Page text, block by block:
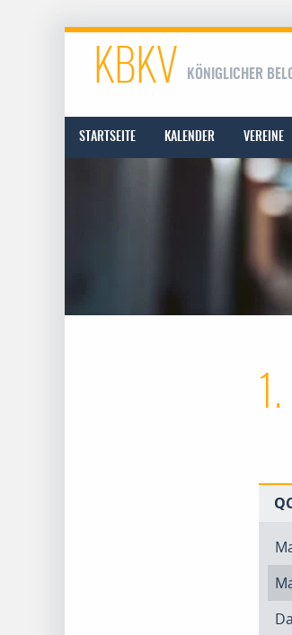
KBKV KÖNIGLICHER
STARTSEITE KALENDER VEREINE